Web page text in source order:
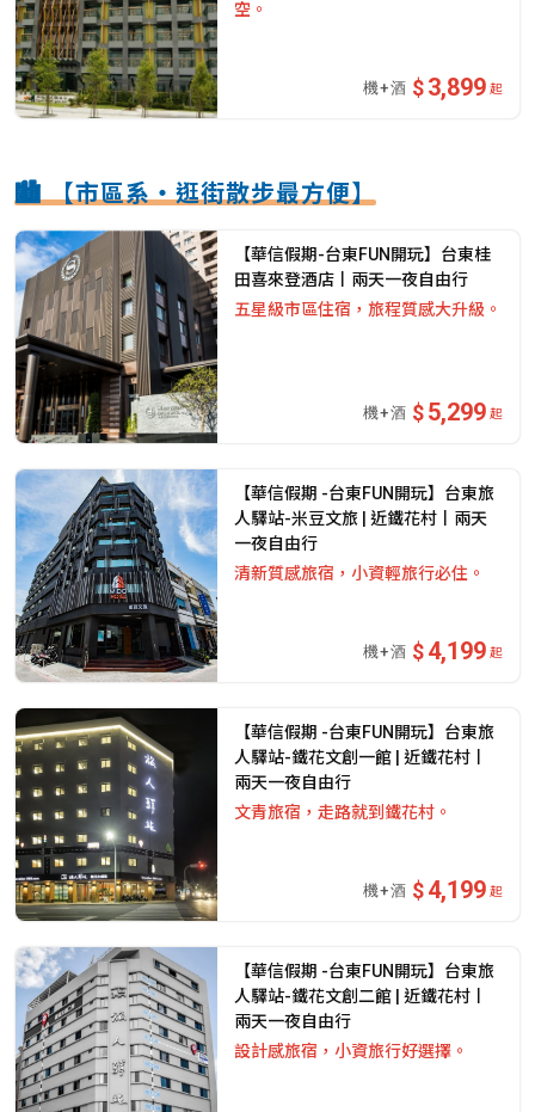
空。
3,899 起
🏙️ 【市區系・逛街散步最方便】
【華信假期-台東FUN開玩】台東桂
田喜來登酒店丨兩天一夜自由行
五星級市區住宿，旅程質感大升級。
5,299 起
【華信假期 -台東FUN開玩】台東旅
人驛站-米豆文旅 | 近鐵花村丨兩天
一夜自由行
清新質感旅宿，小資輕旅行必住。
4,199 起
【華信假期 -台東FUN開玩】台東旅
人驛站-鐵花文創一館 | 近鐵花村丨
兩天一夜自由行
文青旅宿，走路就到鐵花村。
4,199 起
【華信假期 -台東FUN開玩】台東旅
人驛站-鐵花文創二館 | 近鐵花村丨
兩天一夜自由行
設計感旅宿，小資旅行好選擇。